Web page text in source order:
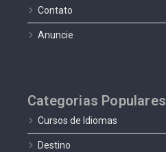
Contato
Anuncie
Categorias Populares
Cursos de Idiomas
Destino